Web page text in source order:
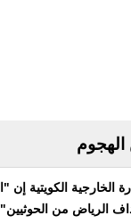
الهجوم
الخارجية الكويتية إن
الرياض من